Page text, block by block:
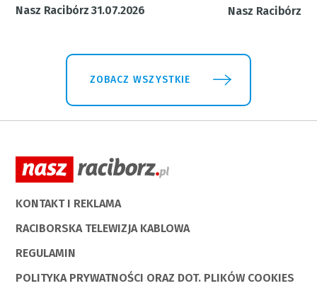
Nasz Racibórz 31.07.2026 Nasz Racibórz
ZOBACZ WSZYSTKIE
KONTAKT I REKLAMA
RACIBORSKA TELEWIZJA KABLOWA
REGULAMIN
POLITYKA PRYWATNOŚCI ORAZ DOT. PLIKÓW COOKIES